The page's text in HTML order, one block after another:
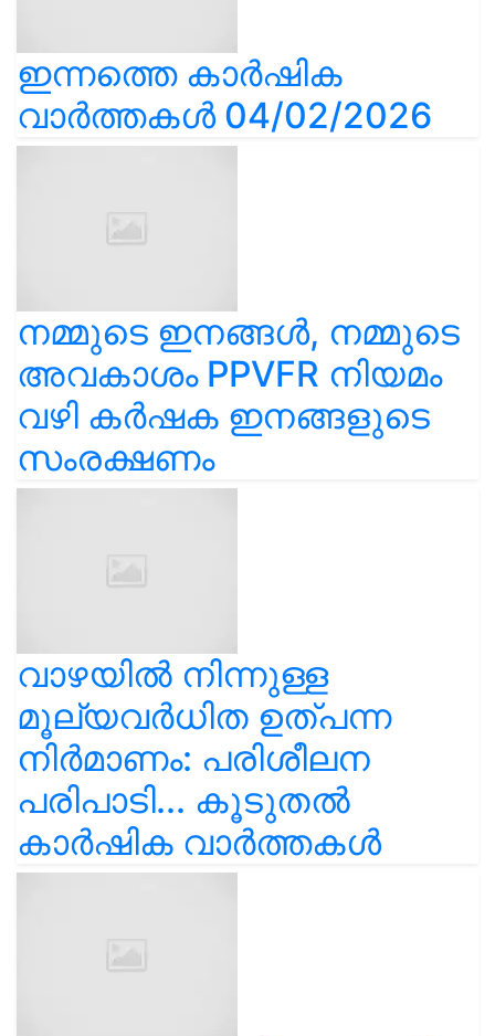
ഇന്നത്തെ കാർഷിക
വാർത്തകൾ 04/02/2026
നമ്മുടെ ഇനങ്ങൾ, നമ്മുടെ
അവകാശം PPVFR നിയമം
വഴി കർഷക ഇനങ്ങളുടെ
സംരക്ഷണം
വാഴയിൽ നിന്നുള്ള
മൂല്യവർധിത ഉത്പന്ന
നിർമാണം: പരിശീലന
പരിപാടി... കൂടുതൽ
കാർഷിക വാർത്തകൾ